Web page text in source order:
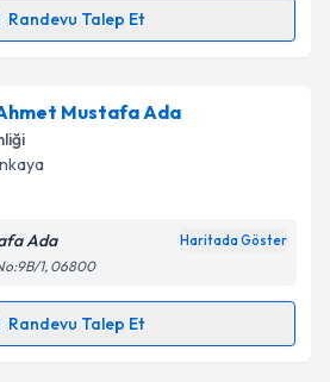
Talebini Gönder
Randevu Talep Et
Talebi
Doğrusöziçin randevu takvimi
bu uzmandan randevu almanız
e-posta ile
işlenmesine ilişkinAydınlatma
Mustafa Ada
Ada Haritada Göster
1, 06800
Randevu Talep Et
Talebi